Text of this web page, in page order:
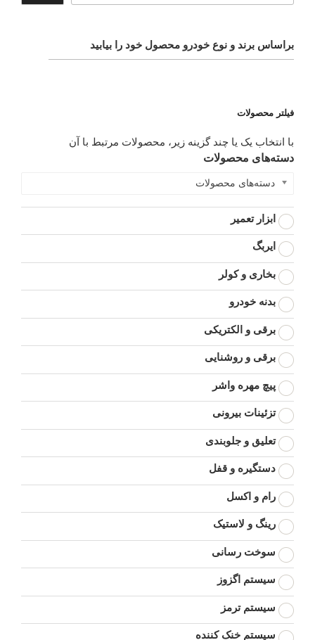
براساس برند و نوع خودرو محصول خود را بیابید
فیلتر محصولات
با انتخاب یک یا چند گزینه زیر، محصولات مرتبط با آن
دسته‌های محصولات
دسته‌های محصولات
ابزار تعمیر
ایربگ
بخاری و کولر
بدنه خودرو
برقی و الکتریکی
برقی و روشنایی
پیچ مهره واشر
تزئینات بیرونی
تعلیق و جلوبندی
دستگیره و قفل
رام و اکسل
رینگ و لاستیک
سوخت رسانی
سیستم اگزوز
سیستم ترمز
سیستم خنک کننده